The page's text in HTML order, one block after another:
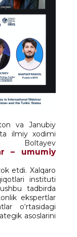
va Janubiy
ilmiy xodimi
– umumiy
etdi. Xalqaro
instituti
tadbirda
ekspertlar
o‘rtasidagi
asoslarini